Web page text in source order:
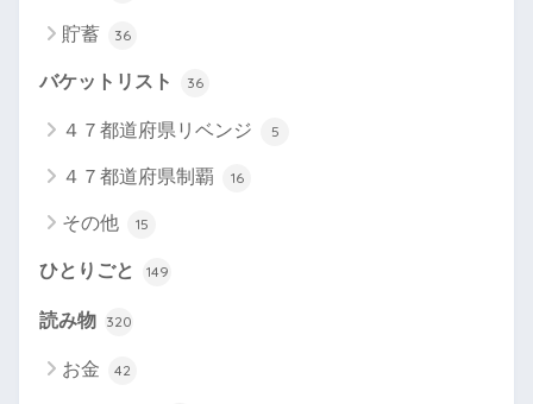
貯蓄 36
バケットリスト 36
４７都道府県リベンジ 5
４７都道府県制覇 16
その他 15
ひとりごと 149
読み物 320
お金 42